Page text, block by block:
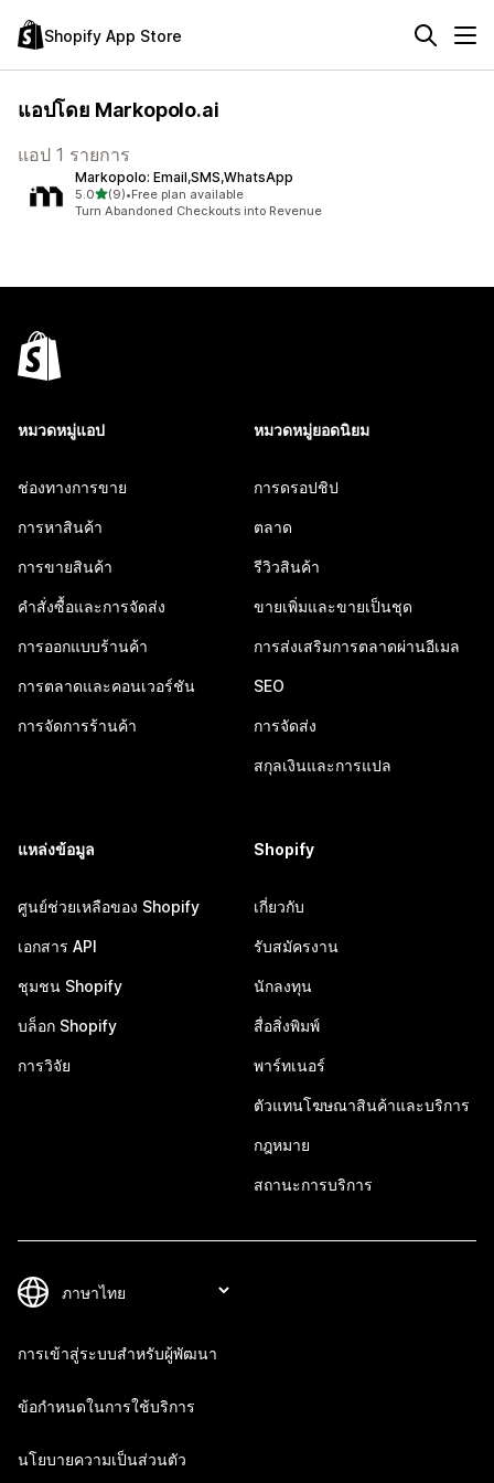
Shopify App Store
แอปโดย Markopolo.ai
แอป 1 รายการ
Markopolo: Email,SMS,WhatsApp
5.0เต็ม 5 ดาว
(9)
ทั้งหมด 9 รีวิว
•Free plan available
Turn Abandoned Checkouts into Revenue
หมวดหมู่แอป
ช่องทางการขาย
การหาสินค้า
การขายสินค้า
คำสั่งซื้อและการจัดส่ง
การออกแบบร้านค้า
การตลาดและคอนเวอร์ชัน
การจัดการร้านค้า
หมวดหมู่ยอดนิยม
การดรอปชิป
ตลาด
รีวิวสินค้า
ขายเพิ่มและขายเป็นชุด
การส่งเสริมการตลาดผ่านอีเมล
SEO
การจัดส่ง
สกุลเงินและการแปล
แหล่งข้อมูล
ศูนย์ช่วยเหลือของ Shopify
เอกสาร API
ชุมชน Shopify
บล็อก Shopify
การวิจัย
Shopify
เกี่ยวกับ
รับสมัครงาน
นักลงทุน
สื่อสิ่งพิมพ์
พาร์ทเนอร์
ตัวแทนโฆษณาสินค้าและบริการ
กฎหมาย
สถานะการบริการ
การเข้าสู่ระบบสำหรับผู้พัฒนา
ข้อกำหนดในการใช้บริการ
นโยบายความเป็นส่วนตัว